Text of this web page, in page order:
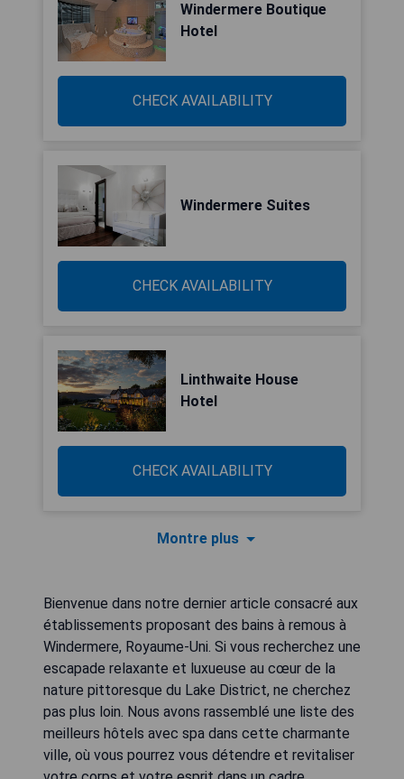
Windermere Boutique
Hotel
CHECK AVAILABILITY
Windermere Suites
CHECK AVAILABILITY
Linthwaite House
Hotel
CHECK AVAILABILITY
Montre plus
Bienvenue dans notre dernier article consacré aux
établissements proposant des bains à remous à
Windermere, Royaume-Uni. Si vous recherchez une
escapade relaxante et luxueuse au cœur de la
nature pittoresque du Lake District, ne cherchez
pas plus loin. Nous avons rassemblé une liste des
meilleurs hôtels avec spa dans cette charmante
ville, où vous pourrez vous détendre et revitaliser